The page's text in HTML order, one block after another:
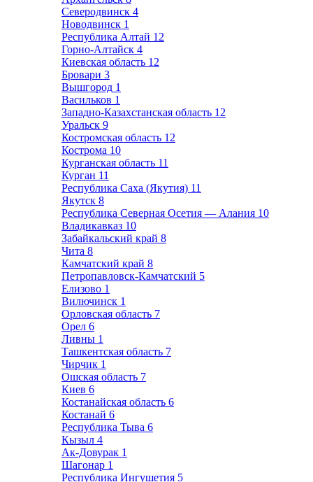
Северодвинск 4
Новодвинск 1
Республика Алтай 12
Горно-Алтайск 4
Киевская область 12
Бровари 3
Вышгород 1
Васильков 1
Западно-Казахстанская область 12
Уральск 9
Костромская область 12
Кострома 10
Курганская область 11
Курган 11
Республика Саха (Якутия) 11
Якутск 8
Республика Северная Осетия — Алания 10
Владикавказ 10
Забайкальский край 8
Чита 8
Камчатский край 8
Петропавловск-Камчатский 5
Елизово 1
Вилючинск 1
Орловская область 7
Орел 6
Ливны 1
Ташкентская область 7
Чирчик 1
Ошская область 7
Киев 6
Костанайская область 6
Костанай 6
Республика Тыва 6
Кызыл 4
Ак-Довурак 1
Шагонар 1
Республика Ингушетия 5